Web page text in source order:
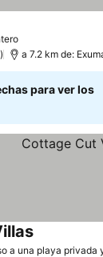
a 7.2 km de:
para ver los
a una playa privada